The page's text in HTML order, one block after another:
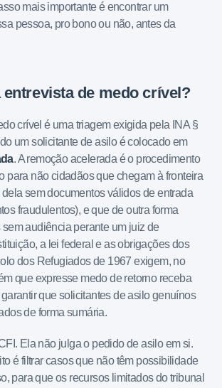
mais importante é encontrar um
pessoa, pro bono ou não, antes da
entrevista de medo crível?
crível é uma triagem exigida pela INA §
um solicitante de asilo é colocado em
. A remoção acelerada é o procedimento
para não cidadãos que chegam à fronteira
sem documentos válidos de entrada
fraudulentos), e que de outra forma
audiência perante um juiz de
a lei federal e as obrigações dos
dos Refugiados de 1967 exigem, no
que expresse medo de retorno receba
que solicitantes de asilo genuínos
de forma sumária.
Ela não julga o pedido de asilo em si.
é filtrar casos que não têm possibilidade
para que os recursos limitados do tribunal